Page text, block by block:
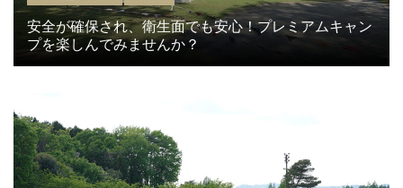
安全が確保され、衛生面でも安心！プレミアムキャン
プを楽しんでみませんか？